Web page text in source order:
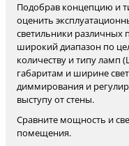
Подобрав концепцию и
оценить
светильники различных
широкий диапазон по
количеству и типу ламп
габаритам и ширине
диммирования и
выступу от стены.
Сравните мощность и
помещения.